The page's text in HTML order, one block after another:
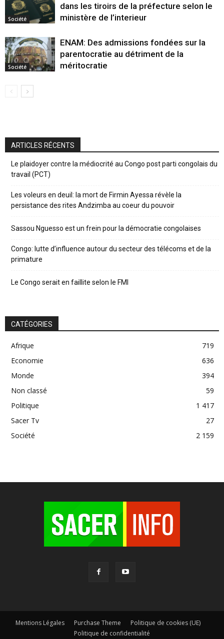
Société
dans les tiroirs de la préfecture selon le
ministère de l’interieur
Société
ENAM: Des admissions fondées sur la
parentocratie au détriment de la
méritocratie
ARTICLES RÉCENTS
Le plaidoyer contre la médiocrité au Congo post parti congolais du
travail (PCT)
Les voleurs en deuil: la mort de Firmin Ayessa révèle la
persistance des rites Andzimba au coeur du pouvoir
Sassou Nguesso est un frein pour la démocratie congolaises
Congo: lutte d’influence autour du secteur des télécoms et de la
primature
Le Congo serait en faillite selon le FMI
CATÉGORIES
Afrique
719
Economie
636
Monde
394
Non classé
59
Politique
1 417
Sacer Tv
27
Société
2 159
Mentions Légales Purchase Theme
Politique de cookies (UE)
Politique de confidentialité